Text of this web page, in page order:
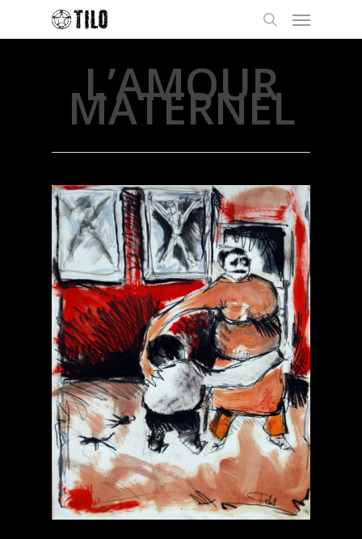
L’AMOUR
MATERNEL